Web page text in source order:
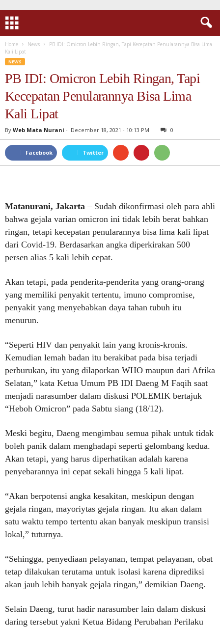
Home News
PB IDI: Omicron Lebih Ringan, Tapi Kecepatan Penularannya Bisa Lima
Kali Lipat
NEWS
PB IDI: Omicron Lebih Ringan, Tapi
Kecepatan Penularannya Bisa Lima
Kali Lipat
By Web Mata Nurani - December 18, 2021 - 10:13 PM 0
Facebook Twitter
Matanurani, Jakarta – Sudah dikonfirmasi oleh para ahli
bahwa gejala varian omicron ini tidak lebih berat bahkan
ringan, tetapi kecepatan penularannya bisa lima kali lipat
dari Covid-19. Berdasarkan angka diperkirakan 500
persen alias 5 kali lebih cepat.
Akan tetapi, pada penderita-penderita yang orang-orang
yang memiliki penyakit tertentu, imuno compromise,
penyakit yang menyebabkan daya tahan tubuh itu
menurun.
“Seperti HIV dan penyakit lain yang kronis-kronis.
Kemudian lemah badan itu berakibat pada bisa terjadi
perburukan, itu yang dilaporkan WHO maupun dari Afrika
Selatan,” kata Ketua Umum PB IDI Daeng M Faqih saat
menjadi narasumber dalam diskusi POLEMIK bertajuk
“Heboh Omicron” pada Sabtu siang (18/12).
Meski begitu, Daeng mengimbau semua pihak untuk tidak
boleh panik dalam menghadapi seperti gelombang kedua.
Akan tetapi, yang harus diperhatikan adalah karena
penyebarannya ini cepat sekali hingga 5 kali lipat.
“Akan berpotensi angka kesakitan, meskipun dengan
gejala ringan, mayoriytas gejala ringan. Itu akan dalam
satu waktu tempo tertentu akan banyak meskipun transisi
lokal,” tuturnya.
“Sehingga, penyediaan pelayanan, tempat pelayanan, obat
tetap dilakukan terutama untuk isolasi karena diprediksi
akan jauh lebih banyak gejala ringan,” demikian Daeng.
Selain Daeng, turut hadir narasumber lain dalam diskusi
daring tersebut yakni Ketua Bidang Perubahan Perilaku